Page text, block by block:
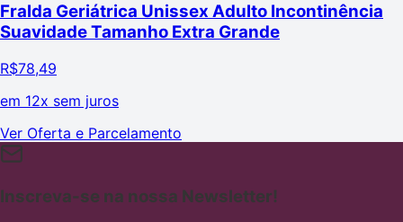
Fralda Geriátrica Unissex Adulto Incontinência
Suavidade Tamanho Extra Grande
R$78,49
em 12x sem juros
Ver Oferta e Parcelamento
Inscreva-se na nossa Newsletter!